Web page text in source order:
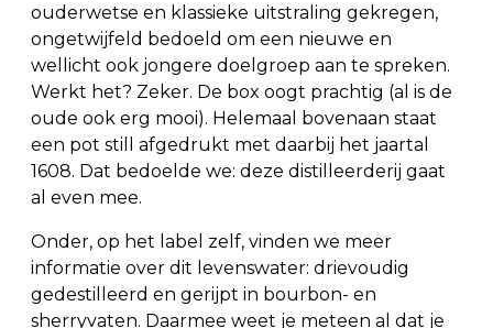
ouderwetse en klassieke uitstraling gekregen,
ongetwijfeld bedoeld om een nieuwe en
wellicht ook jongere doelgroep aan te spreken.
Werkt het? Zeker. De box oogt prachtig (al is de
oude ook erg mooi). Helemaal bovenaan staat
een pot still afgedrukt met daarbij het jaartal
1608. Dat bedoelde we: deze distilleerderij gaat
al even mee.
Onder, op het label zelf, vinden we meer
informatie over dit levenswater: drievoudig
gedestilleerd en gerijpt in bourbon- en
sherryvaten. Daarmee weet je meteen al dat je